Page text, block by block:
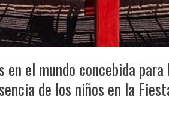
el mundo concebida
de los niños en la